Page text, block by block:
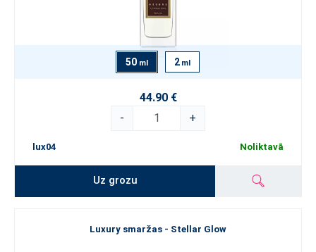
50 ml 2 ml
44.90 €
-
+
lux04 Noliktavā
Uz grozu
Luxury smaržas - Stellar Glow